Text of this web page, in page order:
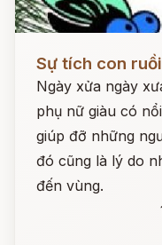
Sự tích con
Ngày xửa ngày
phụ nữ giàu có
giúp đỡ những
đó cũng là lý do
đến vùng.